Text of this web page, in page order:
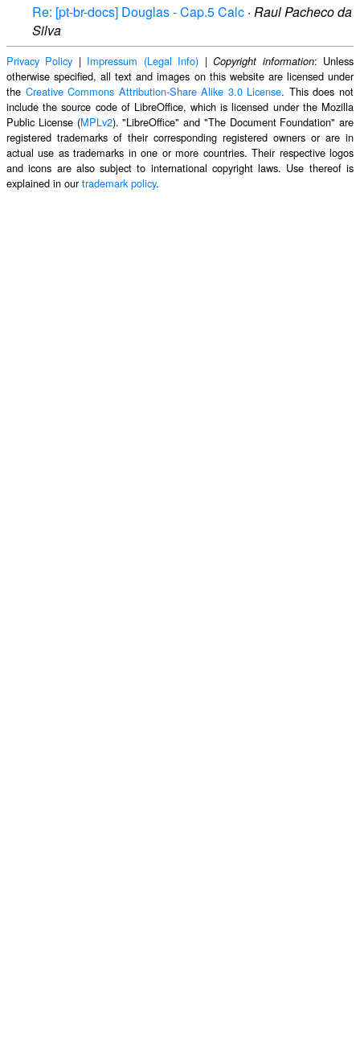
Re: [pt-br-docs] Douglas - Cap.5 Calc · Raul Pacheco da
Silva
Privacy Policy | Impressum (Legal Info) |Copyright information: Unless
otherwise specified, all text and images on this website are licensed under
the Creative Commons Attribution-Share Alike 3.0 License. This does not
include the source code of LibreOffice, which is licensed under the Mozilla
Public License (MPLv2). "LibreOffice" and "The Document Foundation" are
registered trademarks of their corresponding registered owners or are in
actual use as trademarks in one or more countries. Their respective logos
and icons are also subject to international copyright laws. Use thereof is
explained in ourtrademark policy.